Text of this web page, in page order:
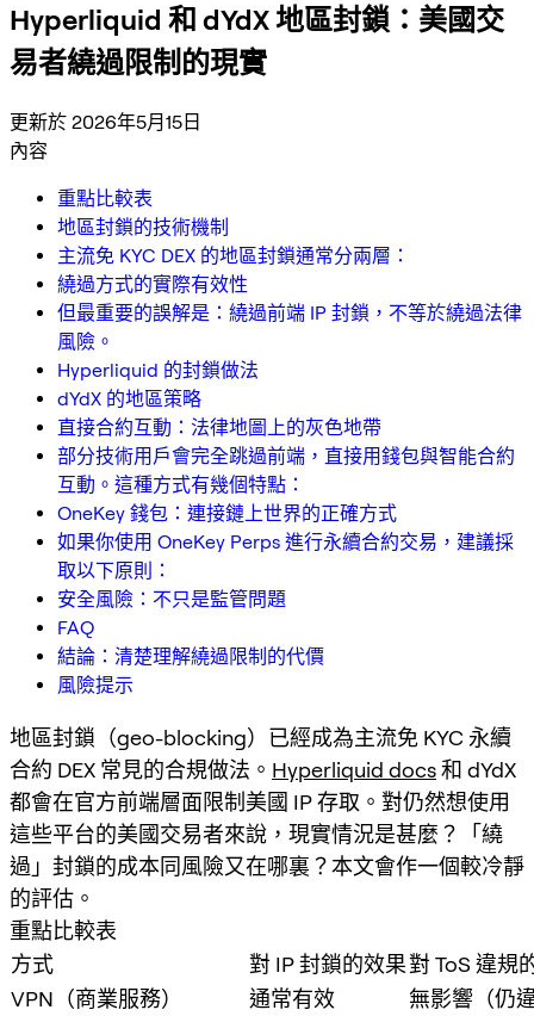
Hyperliquid 和 dYdX 地區封鎖：美國交
易者繞過限制的現實
更新於 2026年5月15日
內容
重點比較表
地區封鎖的技術機制
主流免 KYC DEX 的地區封鎖通常分兩層：
繞過方式的實際有效性
但最重要的誤解是：繞過前端 IP 封鎖，不等於繞過法律
風險。
Hyperliquid 的封鎖做法
dYdX 的地區策略
直接合約互動：法律地圖上的灰色地帶
部分技術用戶會完全跳過前端，直接用錢包與智能合約
互動。這種方式有幾個特點：
OneKey 錢包：連接鏈上世界的正確方式
如果你使用 OneKey Perps 進行永續合約交易，建議採
取以下原則：
安全風險：不只是監管問題
FAQ
結論：清楚理解繞過限制的代價
風險提示
地區封鎖（geo-blocking）已經成為主流免 KYC 永續
合約 DEX 常見的合規做法。 Hyperliquid docs和 dYdX
都會在官方前端層面限制美國 IP 存取。對仍然想使用
這些平台的美國交易者來說，現實情況是甚麼？「繞
過」封鎖的成本同風險又在哪裏？本文會作一個較冷靜
的評估。
重點比較表
方式
對 IP 封鎖的效果對 ToS 違規
VPN（商業服務）
通常有效 無影響（仍